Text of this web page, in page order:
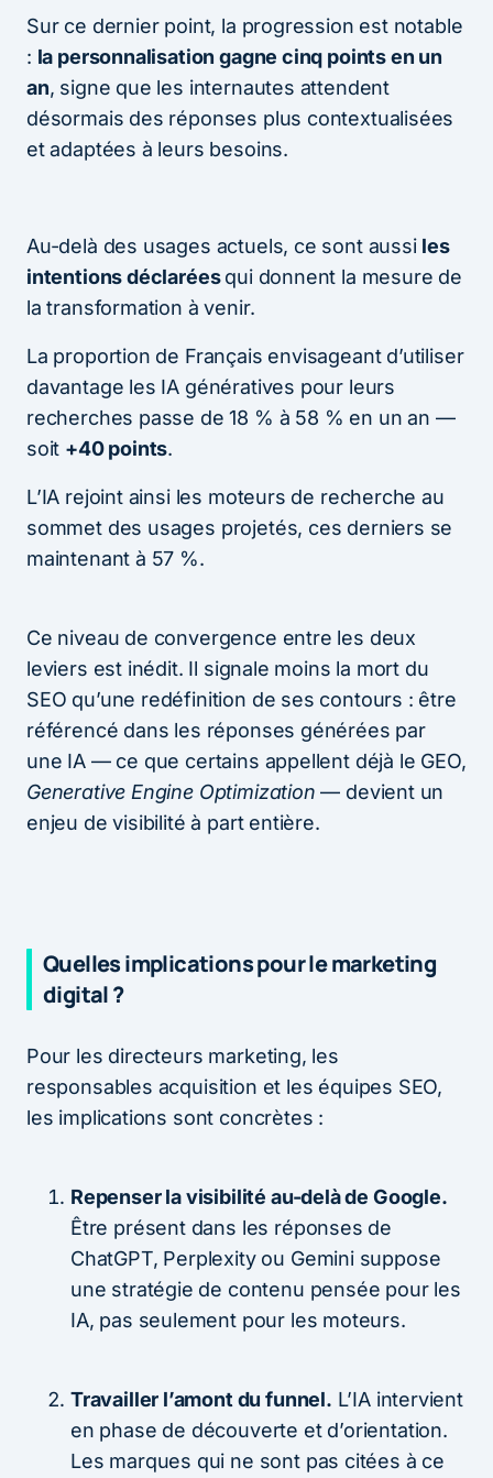
Sur ce dernier point, la progression est notable
: la personnalisation gagne cinq points en un
an, signe que les internautes attendent
désormais des réponses plus contextualisées
et adaptées à leurs besoins.
Au-delà des usages actuels, ce sont aussi les
intentions déclaréesqui donnent la mesure de
la transformation à venir.
La proportion de Français envisageant d’utiliser
davantage les IA génératives pour leurs
recherches passe de 18 % à 58 % en un an —
soit +40 points.
L’IA rejoint ainsi les moteurs de recherche au
sommet des usages projetés, ces derniers se
maintenant à 57 %.
Ce niveau de convergence entre les deux
leviers est inédit. Il signale moins la mort du
SEO qu’une redéfinition de ses contours : être
référencé dans les réponses générées par
une IA — ce que certains appellent déjà le GEO,
Generative Engine Optimization — devient un
enjeu de visibilité à part entière.
Quelles implications pour le marketing
digital ?
Pour les directeurs marketing, les
responsables acquisition et les équipes SEO,
les implications sont concrètes :
Repenser la visibilité au-delà de Google.
Être présent dans les réponses de
ChatGPT, Perplexity ou Gemini suppose
une stratégie de contenu pensée pour les
IA, pas seulement pour les moteurs.
Travailler l’amont du funnel. L’IA intervient
en phase de découverte et d’orientation.
Les marques qui ne sont pas citées à ce